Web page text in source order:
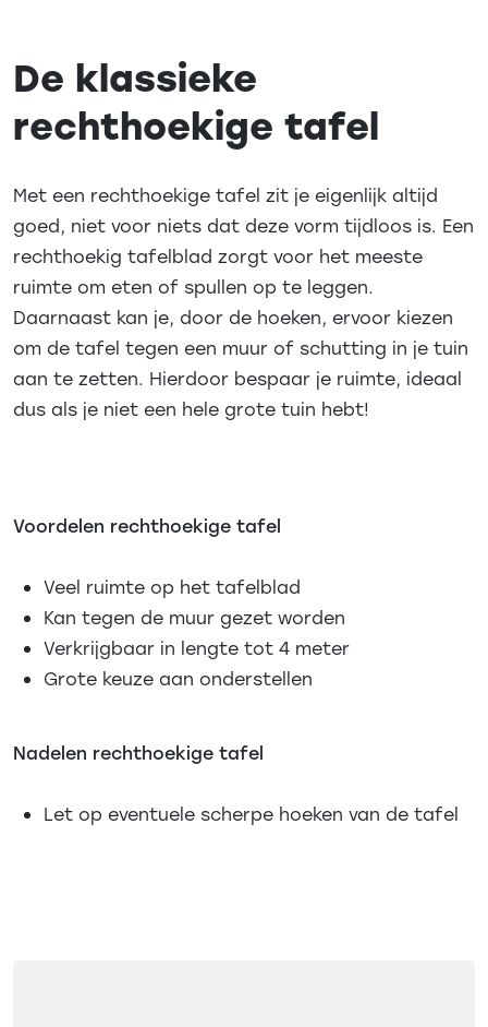
De klassieke
rechthoekige tafel
Met een rechthoekige tafel zit je eigenlijk altijd
goed, niet voor niets dat deze vorm tijdloos is. Een
rechthoekig tafelblad zorgt voor het meeste
ruimte om eten of spullen op te leggen.
Daarnaast kan je, door de hoeken, ervoor kiezen
om de tafel tegen een muur of schutting in je tuin
aan te zetten. Hierdoor bespaar je ruimte, ideaal
dus als je niet een hele grote tuin hebt!
Voordelen rechthoekige tafel
Veel ruimte op het tafelblad
Kan tegen de muur gezet worden
Verkrijgbaar in lengte tot 4 meter
Grote keuze aan onderstellen
Nadelen rechthoekige tafel
Let op eventuele scherpe hoeken van de tafel